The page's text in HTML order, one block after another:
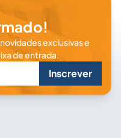
exclusivas e
de entrada.
Inscrever